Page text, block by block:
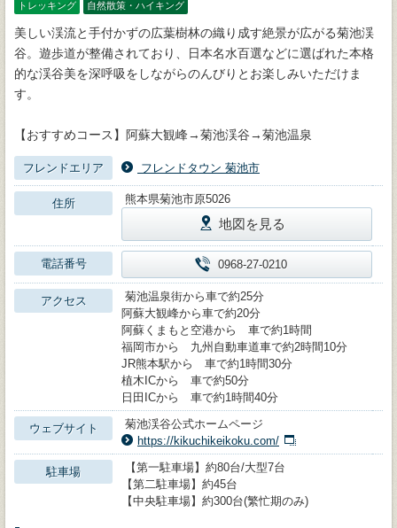
トレッキング 自然散策・ハイキング
美しい渓流と手付かずの広葉樹林の織り成す絶景が広がる菊池渓
谷。遊歩道が整備されており、日本名水百選などに選ばれた本格
的な渓谷美を深呼吸をしながらのんびりとお楽しみいただけま
す。
【おすすめコース】阿蘇大観峰→菊池渓谷→菊池温泉
フレンドエリア フレンドタウン 菊池市
住所 熊本県菊池市原5026
地図を見る
電話番号 0968-27-0210
アクセス
菊池温泉街から車で約25分
阿蘇大観峰から車で約20分
阿蘇くまもと空港から 車で約1時間
福岡市から 九州自動車道車で約2時間10分
JR熊本駅から 車で約1時間30分
植木ICから 車で約50分
日田ICから 車で約1時間40分
ウェブサイト
菊池渓谷公式ホームページ
https://kikuchikeikoku.com/
駐車場
【第一駐車場】約80台/大型7台
【第二駐車場】約45台
【中央駐車場】約300台(繁忙期のみ)